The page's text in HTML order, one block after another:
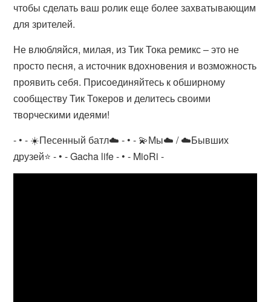
чтобы сделать ваш ролик еще более захватывающим
для зрителей.
Не влюбляйся, милая, из Тик Тока ремикс – это не
просто песня, а источник вдохновения и возможность
проявить себя. Присоединяйтесь к обширному
сообществу Тик Токеров и делитесь своими
творческими идеями!
- • - ☀️Песенный батл☁️ - • - 💫Мы☁️ / ☁️Бывших
друзей⭐ - • - Gacha life - • - MioRi -